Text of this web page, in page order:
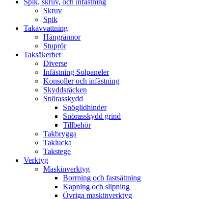
Spik, skruv, och infästning
Skruv
Spik
Takavvattning
Hängrännor
Stuprör
Taksäkerhet
Diverse
Infästning Solpaneler
Konsoller och infästning
Skyddsräcken
Snörasskydd
Snöglidhinder
Snörasskydd grind
Tillbehör
Takbrygga
Taklucka
Takstege
Verktyg
Maskinverktyg
Borrning och fastsättning
Kapning och slipning
Övriga maskinverktyg